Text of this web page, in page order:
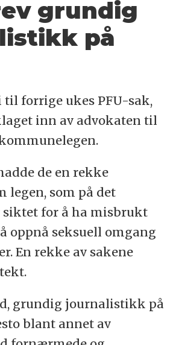
grundig
på
til forrige ukes PFU-sak,
inn av advokaten til
de en rekke
legen, som på det
for å ha misbrukt
oppnå seksuell omgang
En rekke av sakene
grundig journalistikk på
blant annet av